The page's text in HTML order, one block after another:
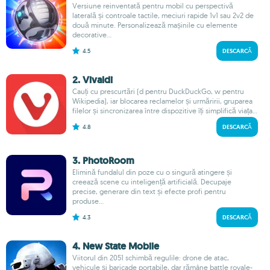
Versiune reinventată pentru mobil cu perspectivă
laterală și controale tactile, meciuri rapide 1v1 sau 2v2 de
două minute. Personalizează mașinile cu elemente
decorative...
4.5 DESCARCĂ
2. Vivaldi
Cauți cu prescurtări (d pentru DuckDuckGo, w pentru
Wikipedia), iar blocarea reclamelor și urmăririi, gruparea
filelor și sincronizarea între dispozitive îți simplifică viața...
4.8 DESCARCĂ
3. PhotoRoom
Elimină fundalul din poze cu o singură atingere și
creează scene cu inteligență artificială. Decupaje
precise, generare din text și efecte profi pentru
produse...
4.3 DESCARCĂ
4. New State Mobile
Viitorul din 2051 schimbă regulile: drone de atac,
vehicule și baricade portabile, dar rămâne battle royale-